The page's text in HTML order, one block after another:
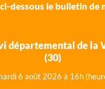
dessous le bulletin de
départemental de la
(30)
6 août 2026 à 16h